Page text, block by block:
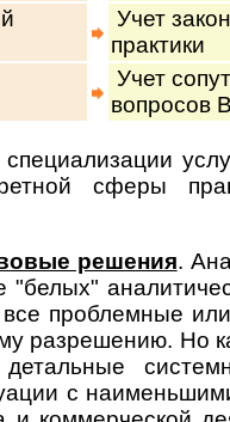
Учет
практики
Учет
вопросов
сфе­ры
решения.
"белых"
проблемные
разрешению. Но
с